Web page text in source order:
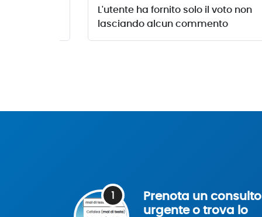
L'utente ha fornito solo il voto non
lasciando alcun commento
1
Prenota un consulto
urgente o trova lo